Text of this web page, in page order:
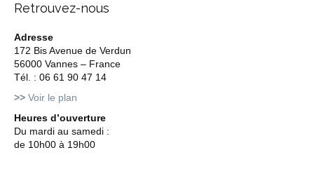
Retrouvez-nous
Adresse
172 Bis Avenue de Verdun
56000 Vannes – France
Tél. : 06 61 90 47 14
>> Voir le plan
Heures d’ouverture
Du mardi au samedi :
de 10h00 à 19h00